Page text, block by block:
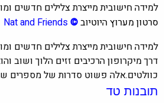
למידה חישובית מייצרת צלילים חדשים
סרטון מערוץ היוטיוב©
Nat and Friends
למידה חישובית מייצרת צלילים חדשים
דרך מיקרופון הרכיבים זזים הלוך ושוב
כוולטים.אלה פשוט סדרות של מספרים
תובנות טד